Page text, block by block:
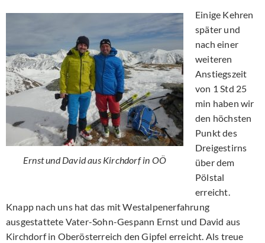
Ernst und David aus Kirchdorf in OÖ
Einige Kehren
später und
nach einer
weiteren
Anstiegszeit
von 1 Std 25
min haben wir
den höchsten
Punkt des
Dreigestirns
über dem
Pölstal
erreicht.
Knapp nach uns hat das mit Westalpenerfahrung
ausgestattete Vater-Sohn-Gespann Ernst und David aus
Kirchdorf in Oberösterreich den Gipfel erreicht. Als treue